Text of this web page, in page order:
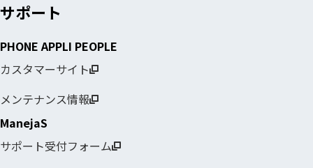
サポート
PHONE APPLI PEOPLE
カスタマーサイト
メンテナンス情報
ManejaS
サポート受付フォーム